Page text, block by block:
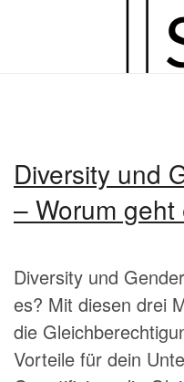
Hauptinhalt
Diversity und
– Worum geht
Diversity und
es? Mit diesen drei
die
Vorteile für dein